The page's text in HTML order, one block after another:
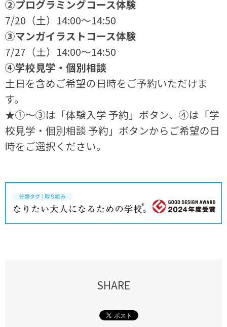
②プログラミングコース体験
7/20（土）14:00～14:50
③マンガイラストコース体験
7/27（土）14:00～14:50
④学校見学・個別相談
土日を含めご希望の日時をご予約いただけま
す。
★①～③は「体験入学 予約」ボタン、④は「学
校見学・個別相談 予約」ボタンからご希望の日
時をご選択ください。
SHARE